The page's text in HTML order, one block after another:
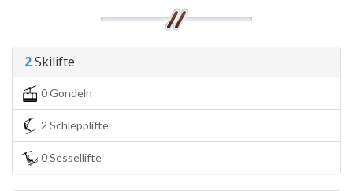
2Skilifte
0 Gondeln
2 Schlepplifte
0 Sessellifte